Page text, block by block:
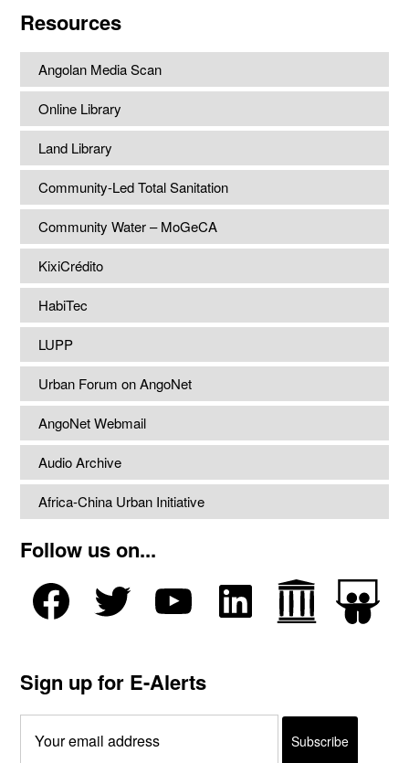
Resources
Angolan Media Scan
Online Library
Land Library
Community-Led Total Sanitation
Community Water – MoGeCA
KixiCrédito
HabiTec
LUPP
Urban Forum on AngoNet
AngoNet Webmail
Audio Archive
Africa-China Urban Initiative
Follow us on...
Sign up for E-Alerts